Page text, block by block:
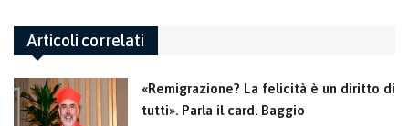
Articoli correlati
«Remigrazione? La felicità è un diritto di
tutti». Parla il card. Baggio